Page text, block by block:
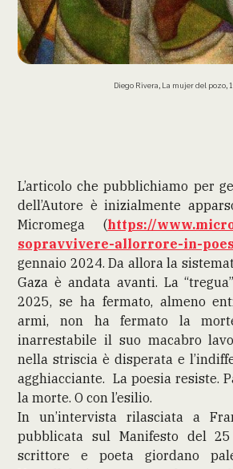
Diego Rivera, La mujer del pozo,
L’articolo che pubblichiamo per
dell’Autore è inizialmente
Micromega (https://
sopravvivere-allorrore-in-
gennaio 2024. Da allora la
Gaza è andata avanti. La
2025, se ha fermato, almeno
armi, non ha fermato la
inarrestabile il suo macabro
nella striscia è disperata e
agghiacciante. La poesia resiste.
la morte. O con l’esilio.
In un’intervista rilasciata a
pubblicata sul Manifesto del
scrittore e poeta giordano